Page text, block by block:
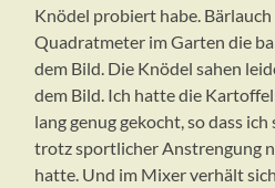
Knödel probiert habe. Bärlauch
Quadratmeter im Garten die
dem Bild. Die Knödel sahen
dem Bild. Ich hatte die
lang genug gekocht, so dass
trotz sportlicher Anstrengung
hatte. Und im Mixer verhält